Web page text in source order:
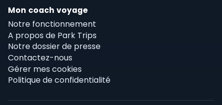
Mon coach voyage
Notre fonctionnement
A propos de Park Trips
Notre dossier de presse
Contactez-nous
Gérer mes cookies
Politique de confidentialité